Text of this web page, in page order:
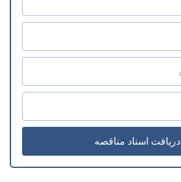
دریافت اسناد مناقصه